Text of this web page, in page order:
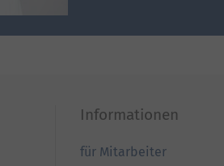
Informationen
für Mitarbeiter